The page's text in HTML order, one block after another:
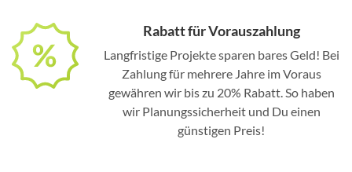
Rabatt für Vorauszahlung
Langfristige Projekte sparen bares Geld! Bei
Zahlung für mehrere Jahre im Voraus
gewähren wir bis zu 20% Rabatt. So haben
wir Planungssicherheit und Du einen
günstigen Preis!